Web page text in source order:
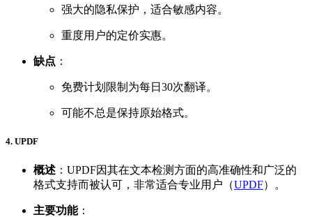
强大的隐私保护，适合敏感内容。
重度用户的定价实惠。
缺点 ：
免费计划限制为每日30次翻译。
可能不总是保持原始格式。
4. UPDF
概述 ：UPDF因其在文本检测方面的高准确性和广泛的
格式支持而被认可，非常适合专业用户（UPDF）。
主要功能：